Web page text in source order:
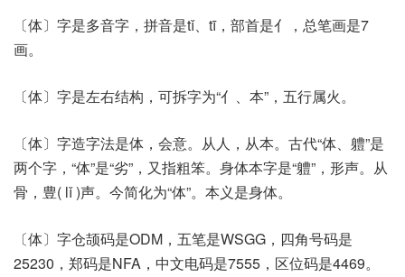
〔体〕字是多音字，拼音是tǐ、tī，部首是亻，总笔画是7
画。
〔体〕字是左右结构，可拆字为“亻、本”，五行属火。
〔体〕字造字法是体，会意。从人，从本。古代“体、軆”是
两个字，“体”是“劣”，又指粗笨。身体本字是“軆”，形声。从
骨，豊( lǐ )声。今简化为“体”。本义是身体。
〔体〕字仓颉码是ODM，五笔是WSGG，四角号码是
25230，郑码是NFA，中文电码是7555，区位码是4469。